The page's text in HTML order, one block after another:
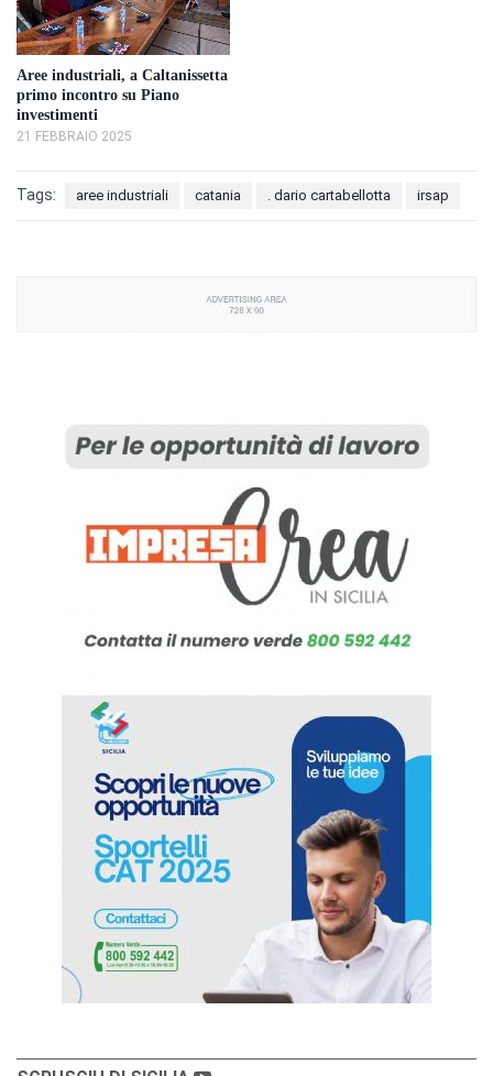
Aree industriali, a Caltanissetta
primo incontro su Piano
investimenti
21 FEBBRAIO 2025
Tags: aree industriali catania . dario cartabellotta irsap